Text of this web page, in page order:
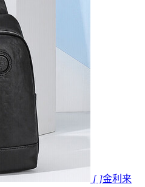
[ ]金利来